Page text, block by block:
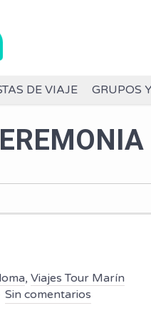
DE VIAJE GRUPOS
, Viajes Tour Marín
Sin comentarios